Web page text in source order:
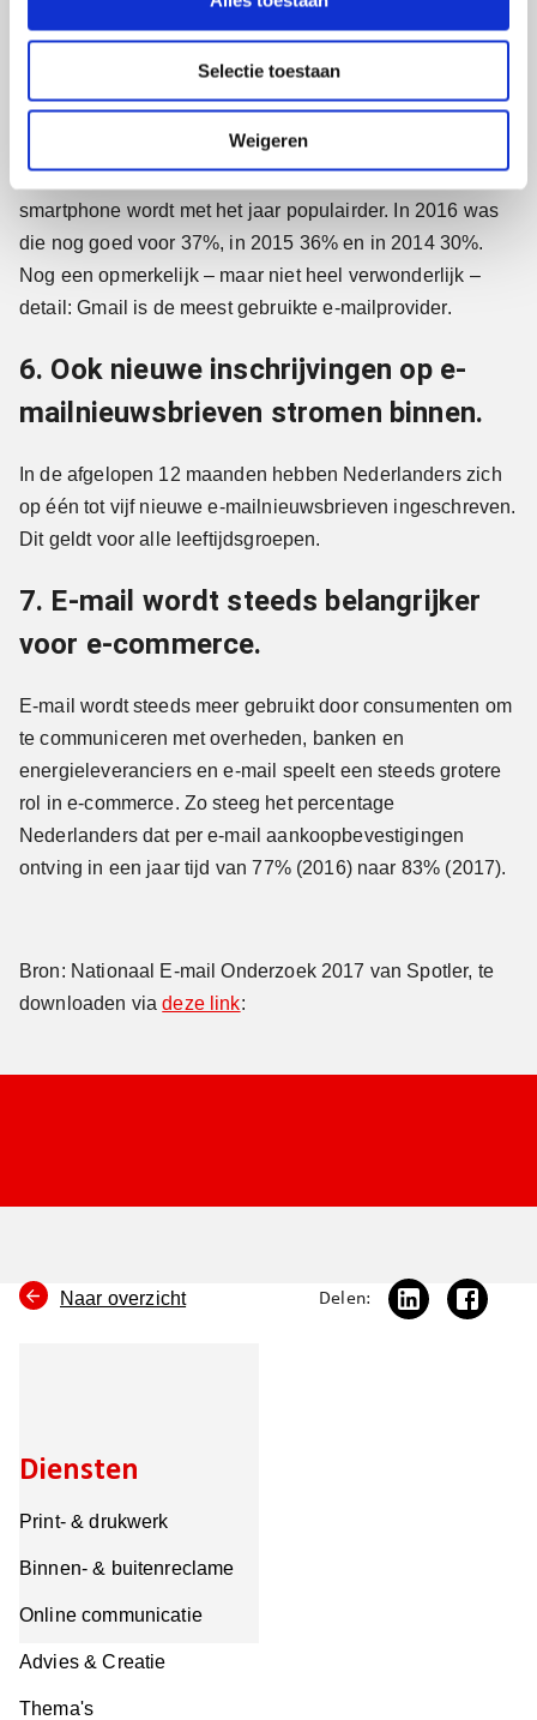
Selectie toestaan
Weigeren
5. Smartphone is populairste device
om e-mails op te lezen.
De mobiele telefoon is goed voor 43% van alle gelezen
e-mails. 27% wordt op een laptop gelezen, 19% op een
desktopcomputer en 11% op een tablet. Opmerkelijk: de
smartphone wordt met het jaar populairder. In 2016 was
die nog goed voor 37%, in 2015 36% en in 2014 30%.
Nog een opmerkelijk – maar niet heel verwonderlijk –
detail: Gmail is de meest gebruikte e-mailprovider.
6. Ook nieuwe inschrijvingen op e-
mailnieuwsbrieven stromen binnen.
In de afgelopen 12 maanden hebben Nederlanders zich
op één tot vijf nieuwe e-mailnieuwsbrieven ingeschreven.
Dit geldt voor alle leeftijdsgroepen.
7. E-mail wordt steeds belangrijker
voor e-commerce.
E-mail wordt steeds meer gebruikt door consumenten om
te communiceren met overheden, banken en
energieleveranciers en e-mail speelt een steeds grotere
rol in e-commerce. Zo steeg het percentage
Nederlanders dat per e-mail aankoopbevestigingen
ontving in een jaar tijd van 77% (2016) naar 83% (2017).
Bron: Nationaal E-mail Onderzoek 2017 van Spotler, te
downloaden viadeze link:
Naar overzicht Delen:
Diensten
Print- & drukwerk
Binnen- & buitenreclame
Online communicatie
Advies & Creatie
Thema's